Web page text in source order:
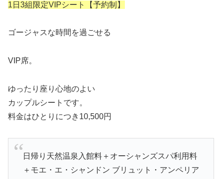
1日3組限定VIPシート【予約制】
ゴージャスな時間を過ごせる
VIP席。
ゆったり座り心地のよい
カップルシートです。
料金はひとりにつき10,500円
日帰り天然温泉入館料＋オーシャンズスパ利用料
＋モエ・エ・シャンドン ブリュット・アンペリア